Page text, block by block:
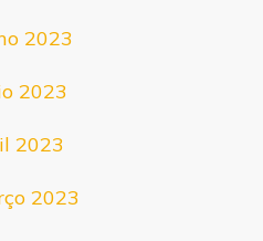
2023
2023
2023
2023